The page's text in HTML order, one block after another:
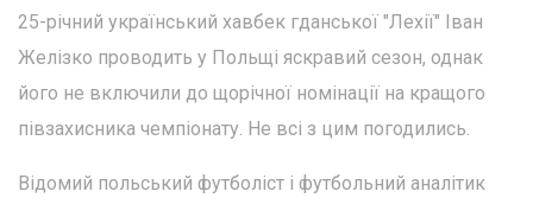
25-річний український хавбек гданської "Лехії" Іван
Желізко проводить у Польщі яскравий сезон, однак
його не включили до щорічної номінації на кращого
півзахисника чемпіонату. Не всі з цим погодились.
Відомий польський футболіст і футбольний аналітик